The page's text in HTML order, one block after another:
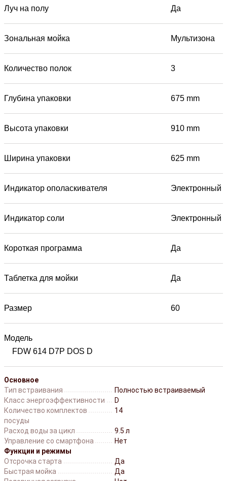
Луч на полу Да
Зональная мойка Мультизона
Количество полок 3
Глубина упаковки 675 mm
Высота упаковки 910 mm
Ширина упаковки 625 mm
Индикатор ополаскивателя Электронный
Индикатор соли Электронный
Короткая программа Да
Таблетка для мойки Да
Размер 60
Модель
FDW 614 D7P DOS D
Основное
Тип встраивания
Полностью встраиваемый
Класс энергоэффективности
D
Количество комплектов
посуды
14
Расход воды за цикл
9.5 л
Управление со смартфона
Нет
Функции и режимы
Отсрочка старта
Да
Быстрая мойка
Да